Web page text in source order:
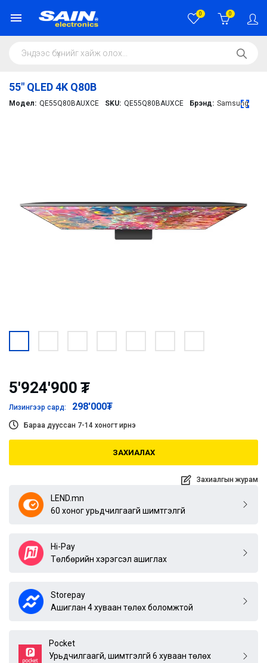
0 0
55" QLED 4K Q80B
Модел: QE55Q80BAUXCE SKU: QE55Q80BAUXCE Брэнд: Samsung
5'924'900 ₮
Лизингээр сард: 298'000₮
Бараа дууссан 7-14 хоногт ирнэ
ЗАХИАЛАХ
Захиалгын журам
LEND.mn
60 хоног урьдчилгаагүй шимтгэлгүй
Hi-Pay
Төлбөрийн хэрэгсэл ашиглах
Storepay
Ашиглан 4 хуваан төлөх боломжтой
Pocket
Урьдчилгаагүй, шимтгэлгүй 6 хуваан төлөх